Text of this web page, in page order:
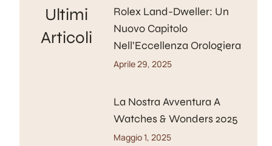
Ultimi
Articoli
Rolex Land-Dweller: Un
Nuovo Capitolo
Nell’Eccellenza Orologiera
Aprile 29, 2025
La Nostra Avventura A
Watches & Wonders 2025
Maggio 1, 2025